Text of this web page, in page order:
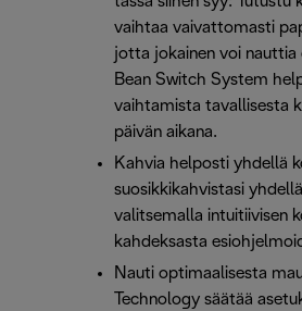
vaihtaa vaivattomasti
jotta jokainen voi nauttia
Bean Switch System
vaihtamista tavallisesta
päivän aikana.
Kahvia helposti yhdellä
suosikkikahvistasi
valitsemalla intuitiivisen
kahdeksasta
Nauti optimaalisesta
Technology säätää